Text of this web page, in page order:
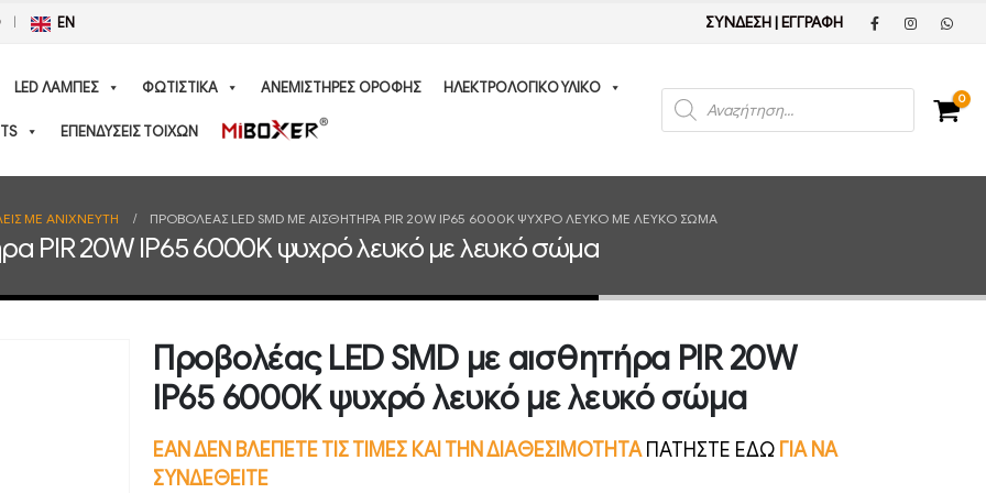
EN ΣΥΝΔΕΣΗ| ΕΓΓΡΑΦΗ
LED ΛΑΜΠΕΣ ΦΩΤΙΣΤΙΚΑ ΑΝΕΜΙΣΤΗΡΕΣ ΟΡΟΦΗΣ ΗΛΕΚΤΡΟΛΟΓΙΚΟ ΥΛΙΚΟ
ΕΠΕΝΔΥΣΕΙΣ ΤΟΙΧΩΝ
Products
search
0
ΜΕ ΑΝΙΧΝΕΥΤΗ ΠΡΟΒΟΛΈΑΣ LED SMD ΜΕ ΑΙΣΘΗΤΉΡΑ PIR 20W IP65 6000K ΨΥΧΡΌ ΛΕΥΚΌ ΜΕ ΛΕΥΚΌ ΣΏΜΑ
PIR 20W IP65 6000K ψυχρό λευκό με λευκό σώμα
Προβολέας LED SMD με αισθητήρα PIR 20W
IP65 6000K ψυχρό λευκό με λευκό σώμα
ΕΑΝ ΔΕΝ ΒΛΕΠΕΤΕ ΤΙΣ ΤΙΜΕΣ ΚΑΙ ΤΗΝ ΔΙΑΘΕΣΙΜΟΤΗΤΑΠΑΤΗΣΤΕ ΕΔΩ ΓΙΑ ΝΑ
ΣΥΝΔΕΘΕΙΤΕ